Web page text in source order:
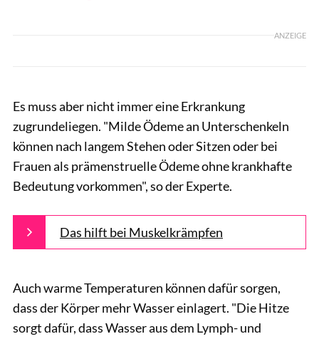
ANZEIGE
Es muss aber nicht immer eine Erkrankung
zugrundeliegen. "Milde Ödeme an Unterschenkeln
können nach langem Stehen oder Sitzen oder bei
Frauen als prämenstruelle Ödeme ohne krankhafte
Bedeutung vorkommen", so der Experte.
Das hilft bei Muskelkrämpfen
Auch warme Temperaturen können dafür sorgen,
dass der Körper mehr Wasser einlagert. "Die Hitze
sorgt dafür, dass Wasser aus dem Lymph- und